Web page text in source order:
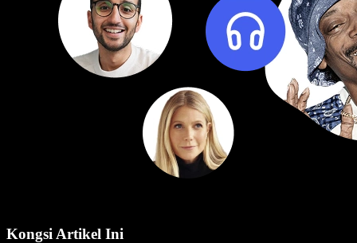
Kongsi Artikel Ini